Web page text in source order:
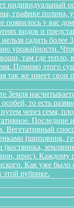
индивидуальный
графике полива,
появилось у вас
видов и
садить более
урожайности.
там где тепло,
Помимо этого
так же имеет
Земля
то есть
через семя,
Последние
(шиповник,
(костяника,
ирис). Каждому
Как уже
рубрике.